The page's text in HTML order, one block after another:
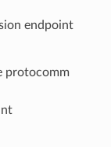
endpoint
protocomm